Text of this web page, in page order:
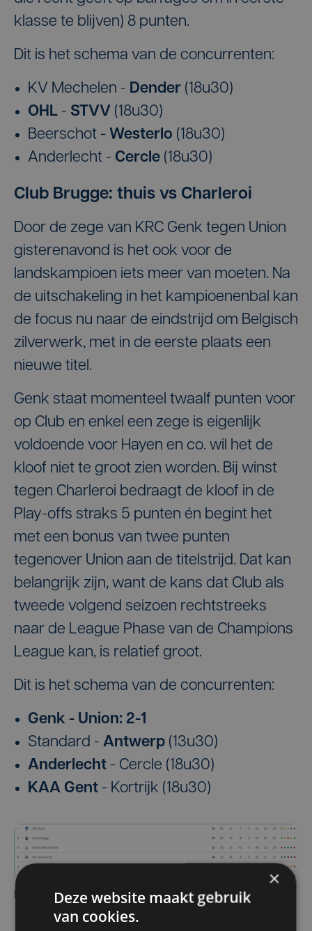
klasse te blijven) 8 punten.
Dit is het schema van de concurrenten:
KV Mechelen - Dender (18u30)
OHL - STVV (18u30)
Beerschot - Westerlo (18u30)
Anderlecht - Cercle (18u30)
Club Brugge: thuis vs Charleroi
Door de zege van KRC Genk tegen Union
gisterenavond is het ook voor de
landskampioen iets meer van moeten. Na
de uitschakeling in het kampioenenbal kan
de focus nu naar de eindstrijd om Belgisch
zilverwerk, met in de eerste plaats een
nieuwe titel.
Genk staat momenteel twaalf punten voor
op Club en enkel een zege is eigenlijk
voldoende voor Hayen en co. wil het de
kloof niet te groot zien worden. Bij winst
tegen Charleroi bedraagt de kloof in de
Play-offs straks 5 punten én begint het
met een bonus van twee punten
tegenover Union aan de titelstrijd. Dat kan
belangrijk zijn, want de kans dat Club als
tweede volgend seizoen rechtstreeks
naar de League Phase van de Champions
League kan, is relatief groot.
Dit is het schema van de concurrenten:
Genk - Union: 2-1
Standard - Antwerp (13u30)
Anderlecht - Cercle (18u30)
KAA Gent - Kortrijk (18u30)
De stand bovenin na 29 speeldagen.
×
Deze website maakt gebruik
van cookies.